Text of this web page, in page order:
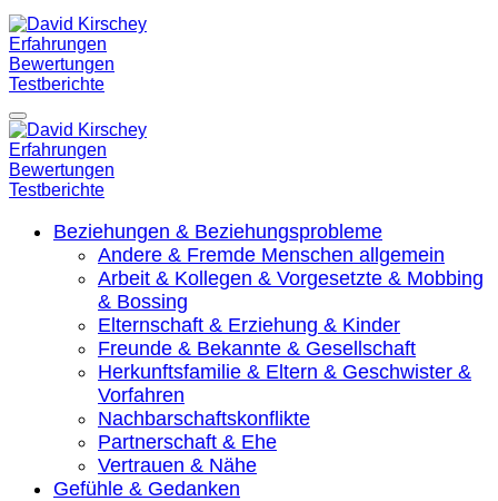
Zum
Inhalt
springen
David Kirschey Erfahrungen Bewertungen Testberichte
Ehemalige Teilnehmer teilen ihre Erfahrungen mit ihrer
Zusammenarbeit mit David
David Kirschey Erfahrungen Bewertungen Testberichte
Ehemalige Teilnehmer teilen ihre Erfahrungen mit ihrer
Zusammenarbeit mit David
Beziehungen & Beziehungsprobleme
Andere & Fremde Menschen allgemein
Arbeit & Kollegen & Vorgesetzte & Mobbing
& Bossing
Elternschaft & Erziehung & Kinder
Freunde & Bekannte & Gesellschaft
Herkunftsfamilie & Eltern & Geschwister &
Vorfahren
Nachbarschaftskonflikte
Partnerschaft & Ehe
Vertrauen & Nähe
Gefühle & Gedanken